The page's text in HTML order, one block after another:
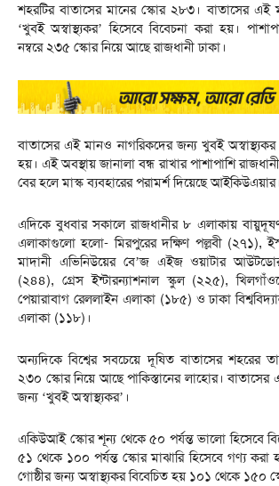
শহরটির বাতাসের মানের স্কোর ২৮৩। বাতাসের এই
‘খুবই অস্বাস্থ্যকর’ হিসেবে বিবেচনা করা হয়।
নম্বরে ২৩৫ স্কোর নিয়ে আছে রাজধানী ঢাকা।
বাতাসের এই মানও নাগরিকদের জন্য খুবই অস্বাস্থ্যকর
হয়। এই অবস্থায় জানালা বন্ধ রাখার পাশাপাশি
বের হলে মাস্ক ব্যবহারের পরামর্শ দিয়েছে আইকিউএয়ার।
এদিকে বুধবার সকালে রাজধানীর ৮ এলাকায়
এলাকাগুলো হলো- মিরপুরের দক্ষিণ পল্লবী (২৭১),
মাদানী এভিনিউয়ের বে’জ এইজ ওয়াটার
(২৪৪), গ্রেস ইন্টারন্যাশনাল স্কুল (২২৫),
পেয়ারাবাগ রেললাইন এলাকা (১৮৫) ও ঢাকা
এলাকা (১১৮)।
অন্যদিকে বিশ্বের সবচেয়ে দূষিত বাতাসের শহরের
২৩০ স্কোর নিয়ে আছে পাকিস্তানের লাহোর।
জন্য ‘খুবই অস্বাস্থ্যকর’।
একিউআই স্কোর শূন্য থেকে ৫০ পর্যন্ত ভালো হিসেবে
৫১ থেকে ১০০ পর্যন্ত স্কোর মাঝারি হিসেবে গণ্য
গোষ্ঠীর জন্য অস্বাস্থ্যকর বিবেচিত হয় ১০১ থেকে ১৫০